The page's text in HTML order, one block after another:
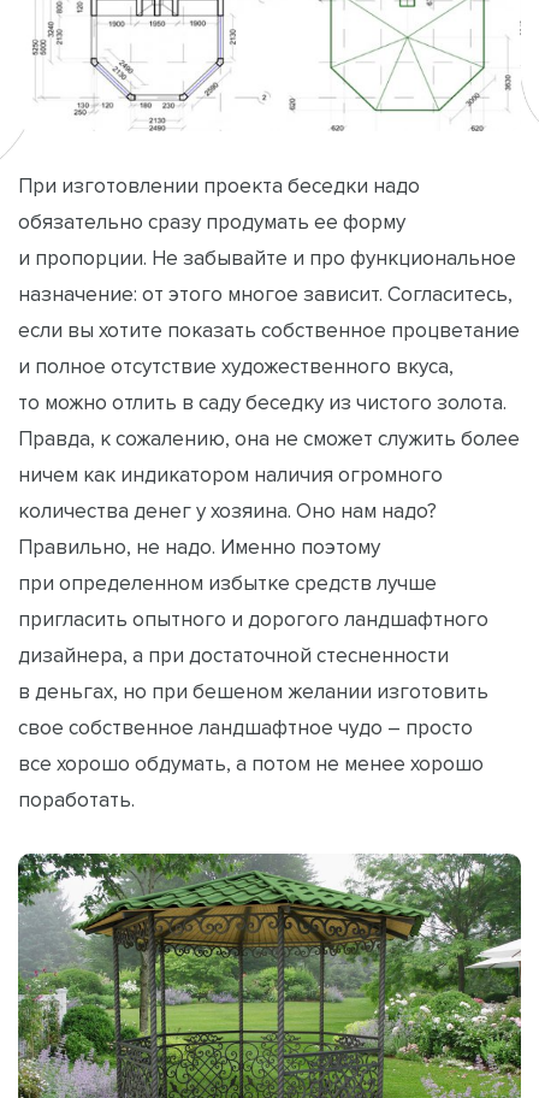
При изготовлении проекта беседки надо
обязательно сразу продумать ее форму
и пропорции. Не забывайте и про функциональное
назначение: от этого многое зависит. Согласитесь,
если вы хотите показать собственное процветание
и полное отсутствие художественного вкуса,
то можно отлить в саду беседку из чистого золота.
Правда, к сожалению, она не сможет служить более
ничем как индикатором наличия огромного
количества денег у хозяина. Оно нам надо?
Правильно, не надо. Именно поэтому
при определенном избытке средств лучше
пригласить опытного и дорогого ландшафтного
дизайнера, а при достаточной стесненности
в деньгах, но при бешеном желании изготовить
свое собственное ландшафтное чудо – просто
все хорошо обдумать, а потом не менее хорошо
поработать.